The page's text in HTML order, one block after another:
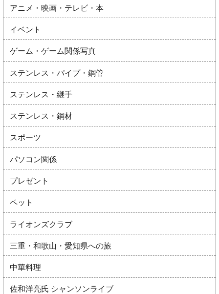
アニメ・映画・テレビ・本
イベント
ゲーム・ゲーム関係写真
ステンレス・パイプ・鋼管
ステンレス・継手
ステンレス・鋼材
スポーツ
パソコン関係
プレゼント
ペット
ライオンズクラブ
三重・和歌山・愛知県への旅
中華料理
佐和洋亮氏 シャンソンライブ